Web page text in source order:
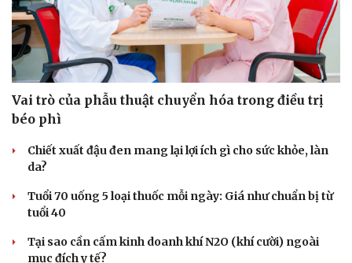
Vai trò của phẫu thuật chuyển hóa trong điều trị
béo phì
Chiết xuất đậu đen mang lại lợi ích gì cho sức khỏe, làn
da?
Tuổi 70 uống 5 loại thuốc mỗi ngày: Giá như chuẩn bị từ
tuổi 40
Tại sao cần cấm kinh doanh khí N2O (khí cười) ngoài
mục đích y tế?